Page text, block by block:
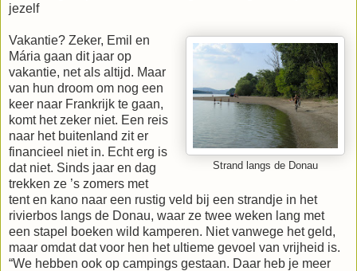
jezelf
Strand langs de Donau
Vakantie? Zeker, Emil en
Mária gaan dit jaar op
vakantie, net als altijd. Maar
van hun droom om nog een
keer naar Frankrijk te gaan,
komt het zeker niet. Een reis
naar het buitenland zit er
financieel niet in. Echt erg is
dat niet. Sinds jaar en dag
trekken ze ’s zomers met
tent en kano naar een rustig veld bij een strandje in het
rivierbos langs de Donau, waar ze twee weken lang met
een stapel boeken wild kamperen. Niet vanwege het geld,
maar omdat dat voor hen het ultieme gevoel van vrijheid is.
“We hebben ook op campings gestaan. Daar heb je meer